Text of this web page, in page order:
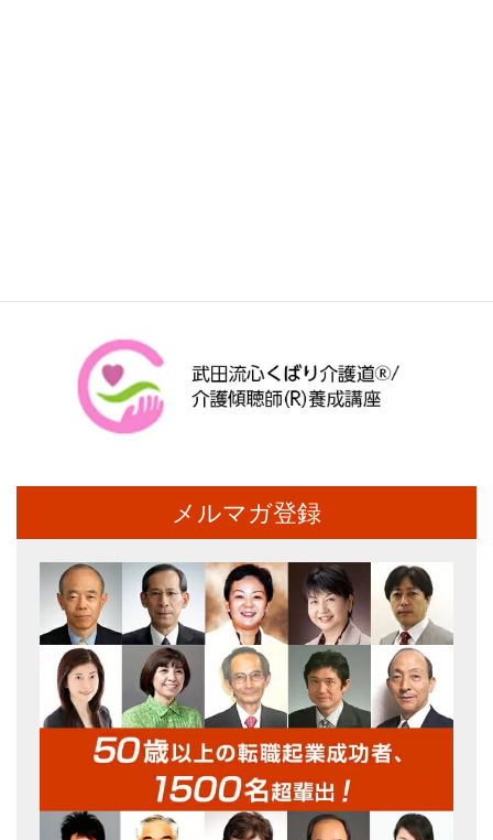
メルマガ登録